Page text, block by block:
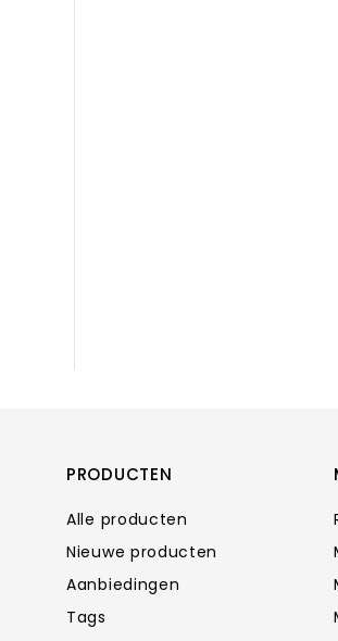
PRODUCTEN
Alle producten
Nieuwe producten
Aanbiedingen
Tags